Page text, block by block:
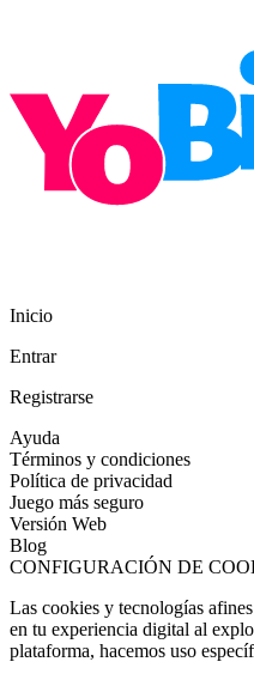
Inicio
Entrar
Registrarse
Ayuda
Términos y condiciones
Política de privacidad
Juego más seguro
Versión Web
Blog
CONFIGURACIÓN DE
Las cookies y tecnologías
en tu experiencia digital al
plataforma, hacemos uso